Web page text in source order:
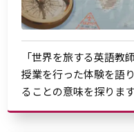
「世界を旅する英語教
授業を行った体験を語
ることの意味を探ります